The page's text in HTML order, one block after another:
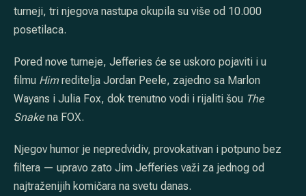
turneji, tri njegova nastupa okupila su više od 10.000
posetilaca.
Pored nove turneje, Jefferies će se uskoro pojaviti i u
filmu Himreditelja Jordan Peele, zajedno sa Marlon
Wayans i Julia Fox, dok trenutno vodi i rijaliti šou The
Snakena FOX.
Njegov humor je nepredvidiv, provokativan i potpuno bez
filtera — upravo zato Jim Jefferies važi za jednog od
najtraženijih komičara na svetu danas.
PREVIOUS